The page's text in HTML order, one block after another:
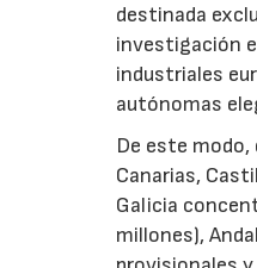
destinada
investigación
industriales
autónomas
De este
Canarias,
Galicia
millones),